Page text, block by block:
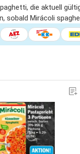
die aktuell
sobald Mirácoli